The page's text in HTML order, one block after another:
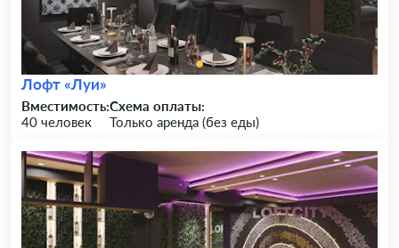
Лофт «Луи»
Вместимость:
40 человек
Схема оплаты:
Только аренда (без еды)